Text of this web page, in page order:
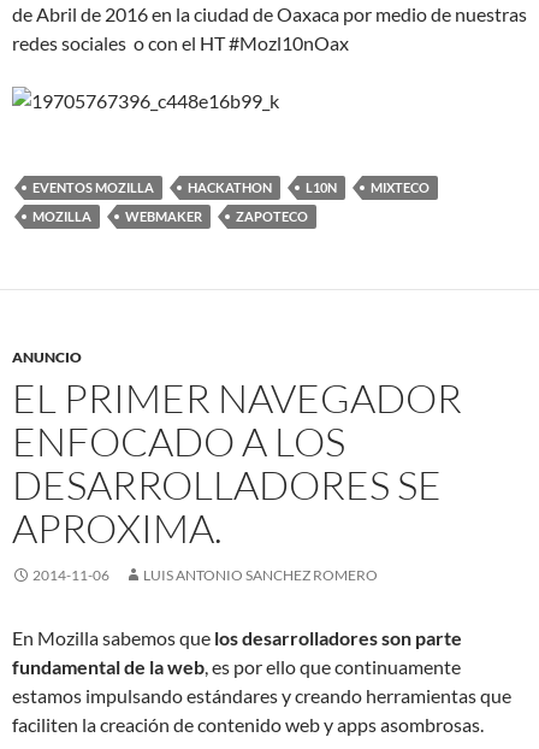
de Abril de 2016 en la ciudad de Oaxaca por medio de nuestras
redes sociales o con el HT #Mozl10nOax
EVENTOS MOZILLA HACKATHON L10N
MIXTECO
MOZILLA
WEBMAKER ZAPOTECO
ANUNCIO
EL PRIMER NAVEGADOR
ENFOCADO A LOS
DESARROLLADORES SE
APROXIMA.
2014-11-06 LUIS ANTONIO SANCHEZ ROMERO
En Mozilla sabemos que los desarrolladores son parte
fundamental de la web , es por ello que continuamente
estamos impulsando estándares y creando herramientas que
faciliten la creación de contenido web y apps asombrosas.